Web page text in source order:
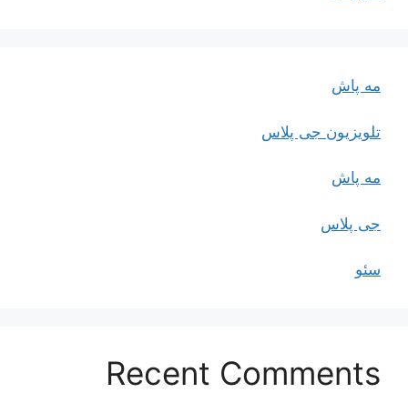
مه پاش
تلویزیون جی پلاس
مه پاش
جی پلاس
سئو
Recent Comments